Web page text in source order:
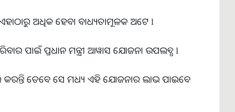
ଅଧିକ ହେବା ବାଧ୍ୟତାମୂଳକ ଅଟେ l
ପାଇଁ ପ୍ରଧାନ ମନ୍ତ୍ରୀ ଆୱାସ ଯୋଜନା ଉପଲବ୍ଧ l
ତେବେ ସେ ମଧ୍ୟ ଏହି ଯୋଜନାର ଲାଭ ପାଇବେ